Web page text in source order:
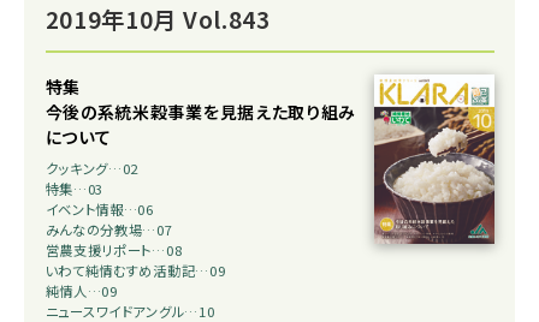
2019年10月 Vol.843
特集
今後の系統米穀事業を見据えた取り組み
について
クッキング…02
特集…03
イベント情報…06
みんなの分教場…07
営農支援リポート…08
いわて純情むすめ活動記…09
純情人…09
ニュースワイドアングル…10